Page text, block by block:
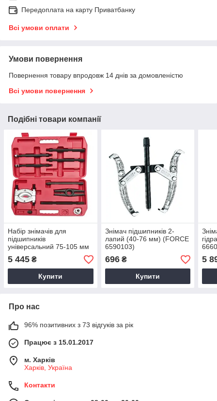
Передоплата на карту Приватбанку
Всі умови оплати
Умови повернення
Повернення товару впродовж 14 днів за домовленістю
Всі умови повернення
Подібні товари компанії
Набір знімачів для
підшипників
універсальний 75-105 мм
(FORCE 66602)
5 445 ₴
Купити
Знімач підшипників 2-
лапий (40-76 мм) (FORCE
6590103)
696₴
Купити
5
Про нас
96% позитивних з 73 відгуків за рік
Працює з 15.01.2017
м. Харків
Харків, Україна
Контакти